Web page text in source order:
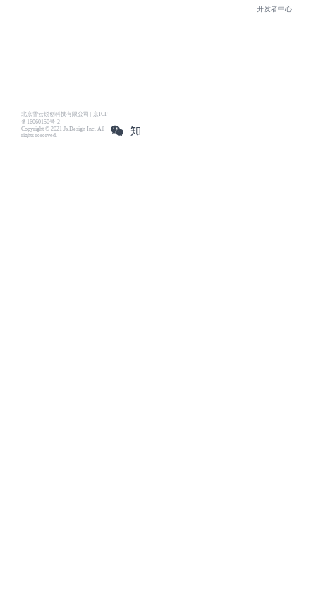
北京雪云锐创科技有限公司 | 京ICP
备16060150号-2
Copyright © 2021 Js.Design Inc. All
rights reserved.
开发者中心